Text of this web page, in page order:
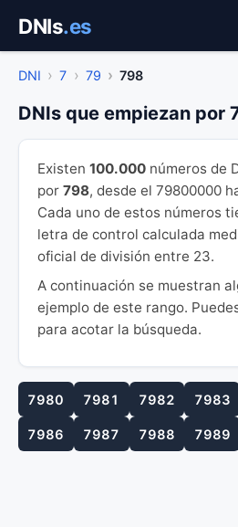
contenido
DNIs.es
DNI 7 79 798
DNIs que empiezan por
Existen 100.000 números de
por 798, desde el 79800000
Cada uno de estos números
letra de control calculada
oficial de división entre 23.
A continuación se muestran
ejemplo de este rango.
para acotar la búsqueda.
7980 7981 7982 7983
7986 7987 7988 7989